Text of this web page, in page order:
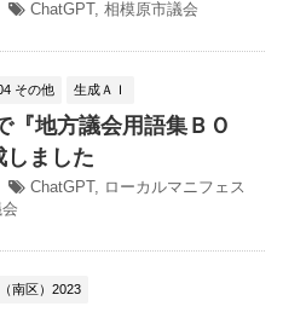
ChatGPT, 相模原市議会
その他 生成ＡＩ
『地方議会用語集ＢＯ
しました
ChatGPT, ローカルマニフェス
南区）2023